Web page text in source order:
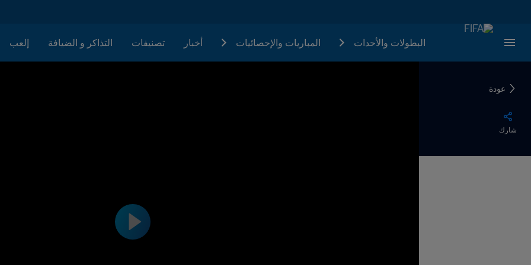
البطولات والأحدات المباريات والإحصائيات أخبار تصنيفات التذاكر و الضيافة إلعب
عودة
شارك